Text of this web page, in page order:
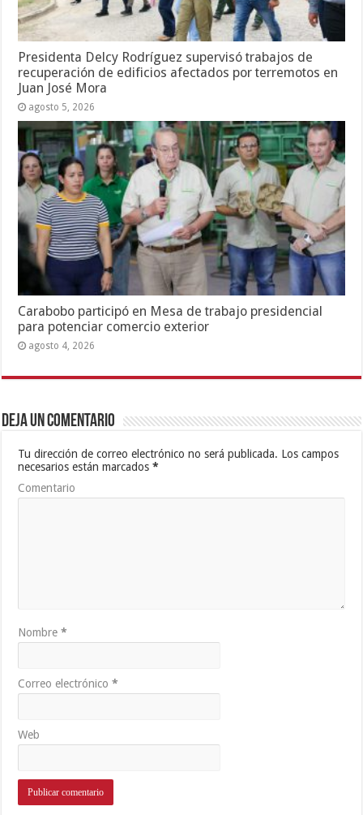
Presidenta Delcy Rodríguez supervisó trabajos de
recuperación de edificios afectados por terremotos en
Juan José Mora
agosto 5, 2026
Carabobo participó en Mesa de trabajo presidencial
para potenciar comercio exterior
agosto 4, 2026
Deja un comentario
Tu dirección de correo electrónico no será publicada. Los campos
necesarios están marcados*
Comentario
Nombre*
Correo electrónico*
Web